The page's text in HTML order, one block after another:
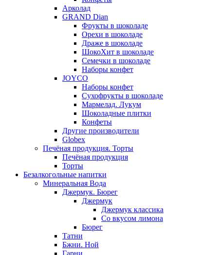
Арколад
GRAND Dian
Фрукты в шоколаде
Орехи в шоколаде
Драже в шоколаде
ШокоХит в шоколаде
Семечки в шоколаде
Наборы конфет
JOYCO
Наборы конфет
Сухофрукты в шоколаде
Мармелад. Лукум
Шоколадные плитки
Конфеты
Другие производители
Globex
Печёная продукция. Торты
Печёная продукция
Торты
Безалкогольные напитки
Минеральная Вода
Джермук. Бюрег
Джермук
Джермук классика
Со вкусом лимона
Бюрег
Татни
Бжни. Ной
Гарни